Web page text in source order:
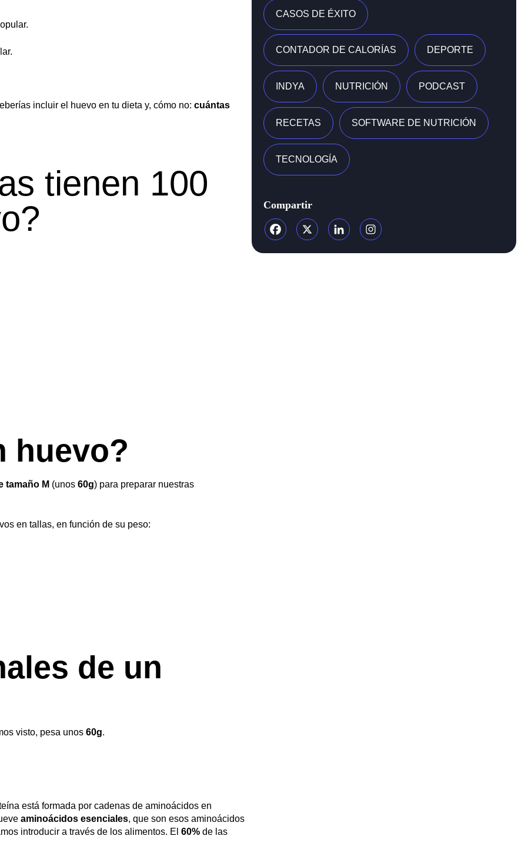
como las cookies para almacenar y/o acceder a la información del dispositivo. El consentimiento de estas
incluir el huevo en tu dieta y, cómo no: cuántas
tienen 100
huevo?
tamaño M (unos 60g) para preparar nuestras
en tallas, en función de su peso:
de un
visto, pesa unos 60g.
está formada por cadenas de aminoácidos en
aminoácidos esenciales, que son esos aminoácidos
introducir a través de los alimentos. El 60% de las
CASOS DE ÉXITO
CONTADOR DE CALORÍAS DEPORTE
INDYA NUTRICIÓN PODCAST
RECETAS SOFTWARE DE NUTRICIÓN
TECNOLOGÍA
Compartir